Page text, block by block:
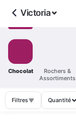
Victoria
Chocolat
Rochers &
Assortiments
Filtres Quantité